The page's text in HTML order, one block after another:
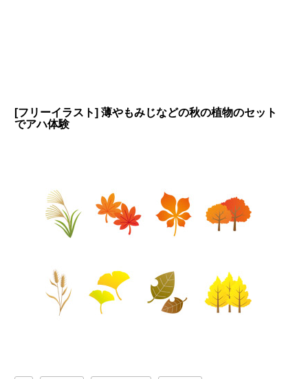
[フリーイラスト] 薄やもみじなどの秋の植物のセット
でアハ体験